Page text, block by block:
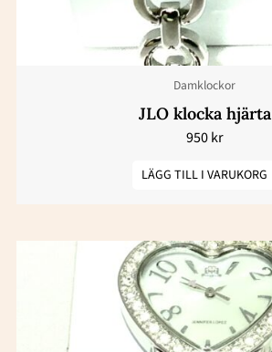
Damklockor
JLO klocka hjärta
950kr
LÄGG TILL I VARUKORG